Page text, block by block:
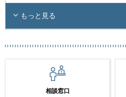
もっと見る
相談窓口